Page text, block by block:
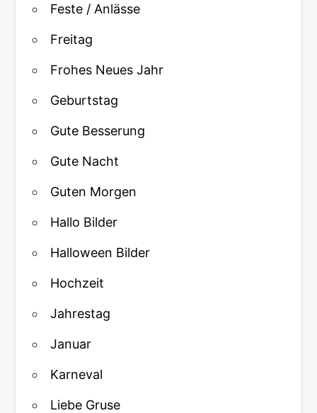
Feste / Anlässe
Freitag
Frohes Neues Jahr
Geburtstag
Gute Besserung
Gute Nacht
Guten Morgen
Hallo Bilder
Halloween Bilder
Hochzeit
Jahrestag
Januar
Karneval
Liebe Gruse